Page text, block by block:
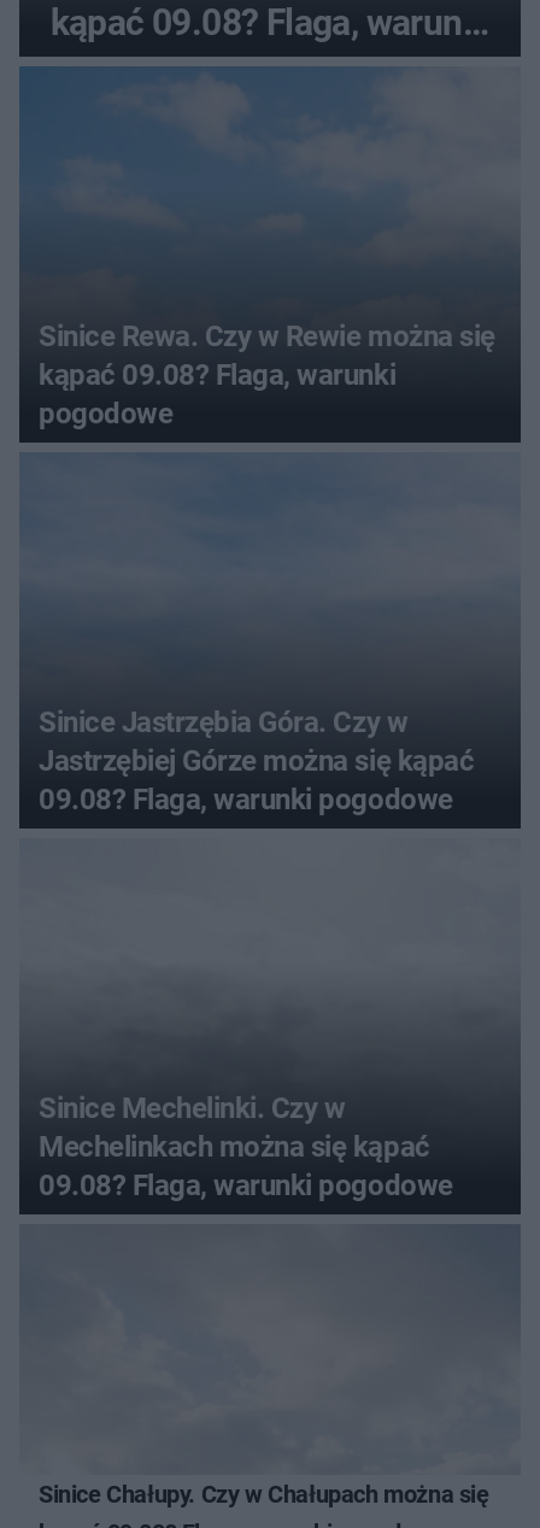
kąpać 09.08? Flaga, warunki
pogodowe
Sinice Rewa. Czy w Rewie można się
kąpać 09.08? Flaga, warunki
pogodowe
Sinice Jastrzębia Góra. Czy w
Jastrzębiej Górze można się kąpać
09.08? Flaga, warunki pogodowe
Sinice Mechelinki. Czy w
Mechelinkach można się kąpać
09.08? Flaga, warunki pogodowe
Sinice Chałupy. Czy w Chałupach można się